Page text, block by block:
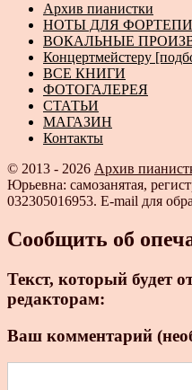
Архив пианистки
НОТЫ ДЛЯ
ВОКАЛЬНЫЕ
Концертмейстеру
ВСЕ КНИГИ
ФОТОГАЛЕРЕЯ
СТАТЬИ
МАГАЗИН
Контакты
© 2013 - 2026 Архив
Юрьевна: самозанятая,
032305016953. E-mail для
Сообщить об
Текст, который будет
редакторам:
Ваш комментарий